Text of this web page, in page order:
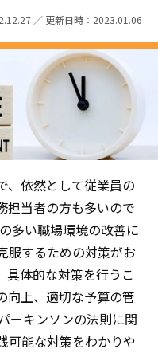
／ 更新日時：2023.01.06
、依然として従業員の
担当者の方も多いので
多い職場環境の改善に
服するための対策がお
具体的な対策を行うこ
向上、適切な予算の管
ーキンソンの法則に関
可能な対策をわかりや